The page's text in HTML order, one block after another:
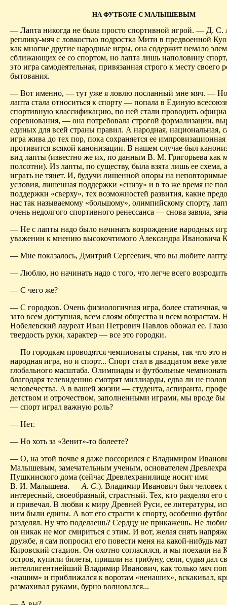
НА ФУТБОЛЕ С МАЛЫШЕВЫМ
— Лапта никогда не была просто спортивной игрой. — Д. С.
реплику-мяч с ловкостью подростка Мити в предвоенной
как многие другие народные игры, она содержит немало
сближающих ее со спортом, но лапта лишь наполовину
это игра самодеятельная, привязанная строго к месту своего
бытования.
— Вот именно, — тут уже я ловлю посланный мне мяч. — Но
лапта стала относиться к спорту — попала в Единую
спортивную классификацию, по ней стали проводить
соревнования, — она потребовала строгой формализации,
единых для всей страны правил. А народная, национальная,
игра жива до тех пор, пока сохраняется ее
противится всякой канонизации. В нашем случае был
вид лапты (известно же их, по данным В. М. Григорьева как
полсотни). Из лапты, по существу, была взята лишь ее схема,
играть не тянет. И, будучи лишенной опоры на
условия, лишенная поддержки «снизу» и в то же время не
поддержки «сверху», тех возможностей развития, какие
нас так называемому «большому», олимпийскому спорту,
очень недолгого спортивного ренессанса — снова завяла,
— Не с лапты надо было начинать возрождение народных
уважении к мнению высокочтимого Александра Ивановича
— Мне показалось, Дмитрий Сергеевич, что вы любите
— Люблю, но начинать надо с того, что легче всего
— С чего же?
— С городков. Очень физиологичная игра, более статичная,
зато всем доступная, всем слоям общества и всем
Нобелевский лауреат Иван Петрович Павлов обожал ее.
твердость руки, характер — все это городки.
— По городкам проводятся чемпионаты страны, так что это
народная игра, но и спорт... Спорт стал в двадцатом веке
глобального масштаба. Олимпиады и футбольные
благодаря телевидению смотрят миллиарды, едва ли не
человечества. А в вашей жизни — студента, аспиранта,
детством и отрочеством, заполненными игра­ми, мы вроде бы
— спорт играл важную роль?
— Нет.
— Но хоть за «Зенит»-то болеете?
— О, на этой почве я даже поссорился с Владимиром
Малышевым, замечательным ученым, основателем
Пушкинского дома (сейчас Древлехранилище носит имя
В. И. Малышева. — А. С.). Владимир Иванович был человек
интересный, своеобразный, страстный. Тех, кто разделял его
и привечал. В любви к миру Древней Руси, ее литературы,
ним были едины. А вот его страсти к спорту, особенно
разделял. Ну что поделаешь? Сердцу не прикажешь. Не
он никак не мог смириться с этим. И вот, желая снять
дружбе, я сам попросил его повести меня на какой-нибудь
Кировский стадион. Он охотно согласился, и мы поехали на
остров, купили билеты, пришли на трибуну, сели, судья дал
интеллигентнейший Владимир Иванович, как только мяч
«нашим» и приближался к воротам «ненаших», вскакивал,
размахивал руками, бурно волновался...